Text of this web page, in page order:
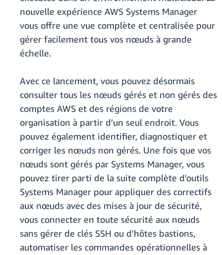
nouvelle expérience AWS Systems Manager
vous offre une vue complète et centralisée pour
gérer facilement tous vos nœuds à grande
échelle.
Avec ce lancement, vous pouvez désormais
consulter tous les nœuds gérés et non gérés des
comptes AWS et des régions de votre
organisation à partir d'un seul endroit. Vous
pouvez également identifier, diagnostiquer et
corriger les nœuds non gérés. Une fois que vos
nœuds sont gérés par Systems Manager, vous
pouvez tirer parti de la suite complète d'outils
Systems Manager pour appliquer des correctifs
aux nœuds avec des mises à jour de sécurité,
vous connecter en toute sécurité aux nœuds
sans gérer de clés SSH ou d'hôtes bastions,
automatiser les commandes opérationnelles à